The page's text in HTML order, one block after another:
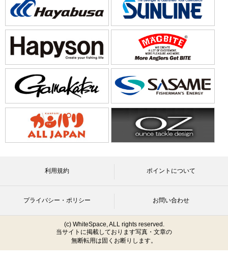
利用規約 ポイントについて
プライバシー・ポリシー お問い合わせ
(c) WhiteSpace, ALL rights reserved.
当サイトに掲載しております写真・文章の
無断転用は固くお断りします。